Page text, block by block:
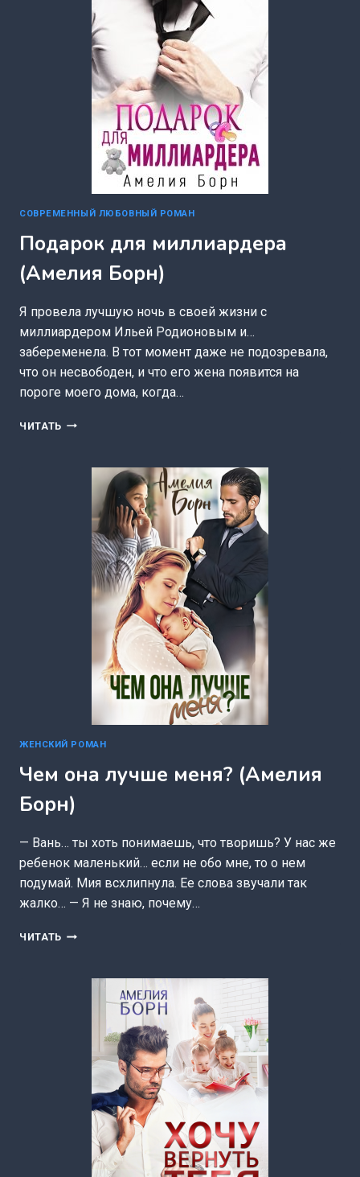
СОВРЕМЕННЫЙ ЛЮБОВНЫЙ РОМАН
Подарок для миллиардера
(Амелия Борн)
Я провела лучшую ночь в своей жизни с
миллиардером Ильей Родионовым и…
забеременела. В тот момент даже не подозревала,
что он несвободен, и что его жена появится на
пороге моего дома, когда…
ЧИТАТЬ ПОДАРОК
(АМЕЛИЯ
ЖЕНСКИЙ РОМАН
Чем она лучше меня? (Амелия
Борн)
— Вань… ты хоть понимаешь, что творишь? У нас же
ребенок маленький… если не обо мне, то о нем
подумай. Мия всхлипнула. Ее слова звучали так
жалко… — Я не знаю, почему…
ЧИТАТЬ ЧЕМ
МЕНЯ?